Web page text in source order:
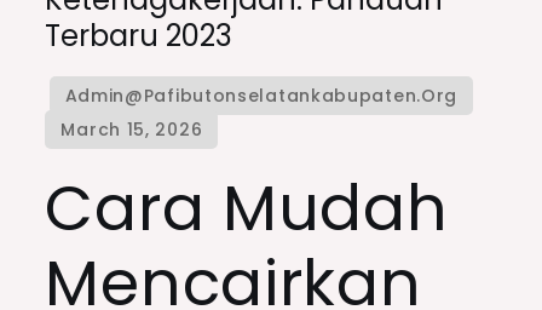
Terbaru 2023
Cara Mudah
Mencairkan